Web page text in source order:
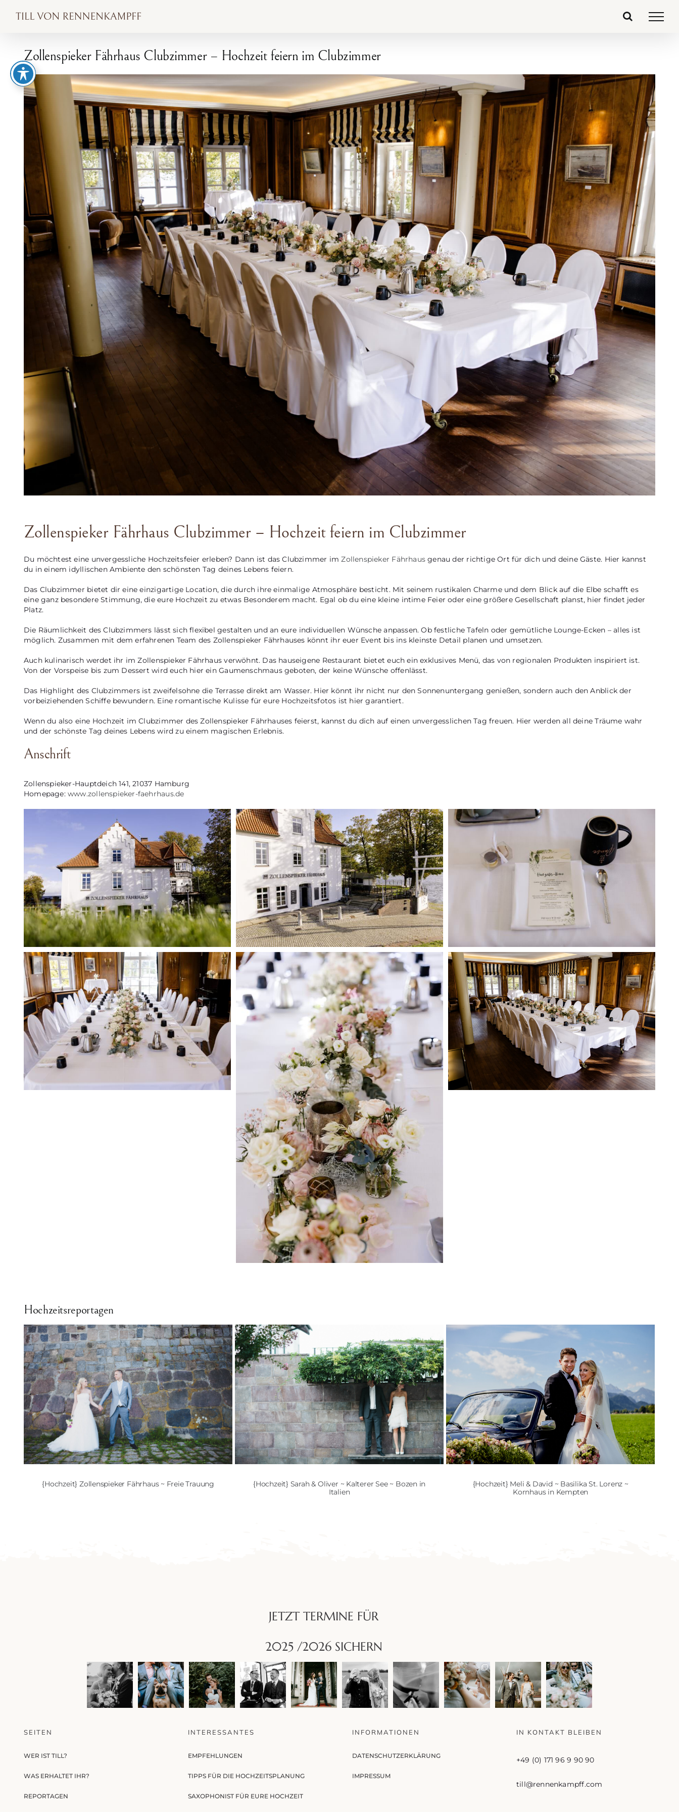
Inhalt
Zollenspieker Fährhaus Clubzimmer – Hochzeit feiern im Clubzimmer
Zeige
grösseres
Bild
Zollenspieker Fährhaus Clubzimmer – Hochzeit feiern im Clubzimmer
Du möchtest eine unvergessliche Hochzeitsfeier erleben? Dann ist das Clubzimmer imZollenspieker Fährhaus genau der richtige Ort für dich und deine Gäste. Hier kannst
du in einem idyllischen Ambiente den schönsten Tag deines Lebens feiern.
Das Clubzimmer bietet dir eine einzigartige Location, die durch ihre einmalige Atmosphäre besticht. Mit seinem rustikalen Charme und dem Blick auf die Elbe schafft es
eine ganz besondere Stimmung, die eure Hochzeit zu etwas Besonderem macht. Egal ob du eine kleine intime Feier oder eine größere Gesellschaft planst, hier findet jeder
Platz.
Die Räumlichkeit des Clubzimmers lässt sich flexibel gestalten und an eure individuellen Wünsche anpassen. Ob festliche Tafeln oder gemütliche Lounge-Ecken – alles ist
möglich. Zusammen mit dem erfahrenen Team des Zollenspieker Fährhauses könnt ihr euer Event bis ins kleinste Detail planen und umsetzen.
Auch kulinarisch werdet ihr im Zollenspieker Fährhaus verwöhnt. Das hauseigene Restaurant bietet euch ein exklusives Menü, das von regionalen Produkten inspiriert ist.
Von der Vorspeise bis zum Dessert wird euch hier ein Gaumenschmaus geboten, der keine Wünsche offenlässt.
Das Highlight des Clubzimmers ist zweifelsohne die Terrasse direkt am Wasser. Hier könnt ihr nicht nur den Sonnenuntergang genießen, sondern auch den Anblick der
vorbeiziehenden Schiffe bewundern. Eine romantische Kulisse für eure Hochzeitsfotos ist hier garantiert.
Wenn du also eine Hochzeit im Clubzimmer des Zollenspieker Fährhauses feierst, kannst du dich auf einen unvergesslichen Tag freuen. Hier werden all deine Träume wahr
und der schönste Tag deines Lebens wird zu einem magischen Erlebnis.
Anschrift
Zollenspieker-Hauptdeich 141, 21037 Hamburg
Homepage:www.zollenspieker-faehrhaus.de
Hochzeitsreportagen
{Hochzeit} Zollenspieker Fährhaus ~ Freie Trauung
{Hochzeit} Sarah & Oliver ~ Kalterer See ~ Bozen in
Italien
{Hochzeit} Meli & David ~ Basilika St. Lorenz ~
Kornhaus in Kempten
JETZT TERMINE FÜR
2025 /2026 SICHERN
SEITEN
WER IST TILL?
WAS ERHALTET IHR?
REPORTAGEN
INTERESSANTES
EMPFEHLUNGEN
TIPPS FÜR DIE HOCHZEITSPLANUNG
SAXOPHONIST FÜR EURE HOCHZEIT
INFORMATIONEN
DATENSCHUTZERKLÄRUNG
IMPRESSUM
IN KONTAKT BLEIBEN
+49 (0) 171 96 9 90 90
till@rennenkampff.com